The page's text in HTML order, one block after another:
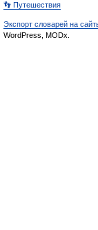
👣 Путешествия
Экспорт словарей на
WordPress, MODx.